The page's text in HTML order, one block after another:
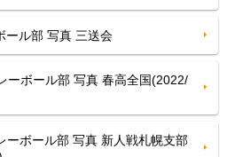
ール部 写真 三送会
ーボール部 写真 春高全国(2022/
ーボール部 写真 新人戦札幌支部